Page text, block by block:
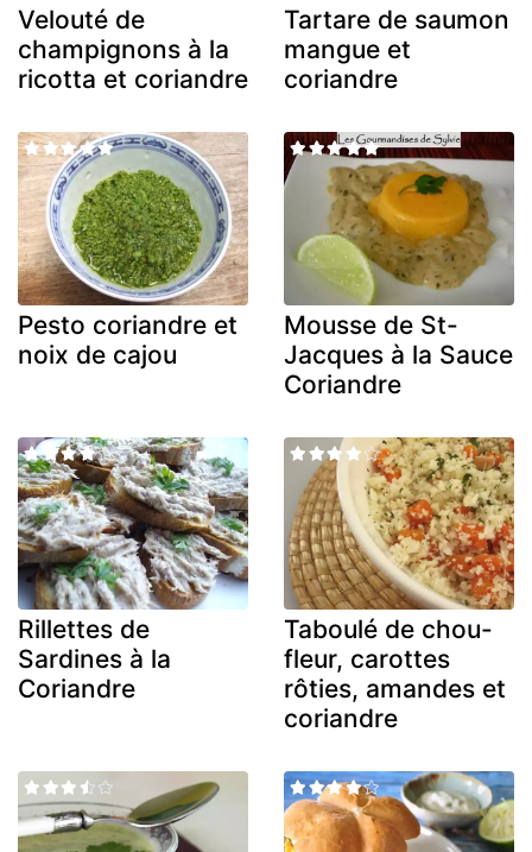
Velouté de
champignons à la
ricotta et coriandre
Tartare de saumon
mangue et
coriandre
Pesto coriandre et
noix de cajou
Mousse de St-
Jacques à la Sauce
Coriandre
Rillettes de
Sardines à la
Coriandre
Taboulé de chou-
fleur, carottes
rôties, amandes et
coriandre